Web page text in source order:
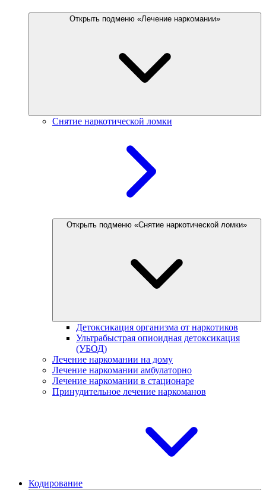
Открыть подменю «Лечение наркомании»
Снятие наркотической ломки
Открыть подменю «Снятие наркотической ломки»
Детоксикация организма от наркотиков
Ультрабыстрая опиоидная детоксикация
(УБОД)
Лечение наркомании на дому
Лечение наркомании амбулаторно
Лечение наркомании в стационаре
Принудительное лечение наркоманов
Кодирование